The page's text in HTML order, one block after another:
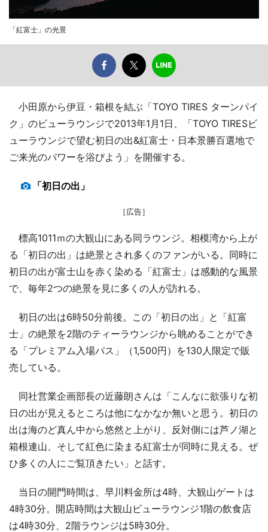
「紅富士」の光景
小田原から伊豆・箱根を結ぶ「TOYO TIRES ターンパイ
ク」のビューラウンジで2013年1月1日、「TOYO TIRESビ
ューラウンジで望む初日の出&紅富士・日本景勝百選地で
ご来光のパワーを浴びよう」を開催する。
「初日の出」
［広告］
標高1011ｍの大観山にある同ラウンジ。相模湾から上が
る「初日の出」は絶景とされ多くのファンがいる。同時に
初日の出が富士山を赤く染める「紅富士」は感動的な風景
で、毎年2つの絶景を見に多くの人が訪れる。
初日の出は6時50分前後。この「初日の出」と「紅富
士」の絶景を2階のティーラウンジから眺めることができ
る「プレミアム入場パス」（1,500円）を130人限定で販
売している。
同社営業企画部長の近藤朗さんは「こんなに欲張りな初
日の出が見えるところは他になかなか無いと思う。初日の
出は海のど真ん中から悠然と上がり、反対側には芦ノ湖と
箱根連山、そして紅色に染まる紅富士が同時に見える。ぜ
ひ多くの人にご覧頂きたい」と話す。
当日の開門時間は、早川料金所は4時、大観山ゲートは
4時30分。開店時間は大観山ビューラウンジ1階の飲食店
は4時30分、2階ラウンジは5時30分。